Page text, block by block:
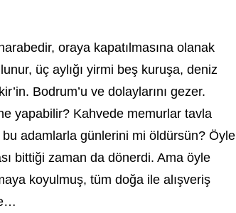
oraya kapatılmasına olanak
üç aylığı yirmi beş kuruşa, deniz
Bodrum’u ve dolaylarını gezer.
yapabilir? Kahvede memurlar tavla
adamlarla günlerini mi öldürsün? Öyle
bittiği zaman da dönerdi. Ama öyle
koyulmuş, tüm doğa ile alışveriş